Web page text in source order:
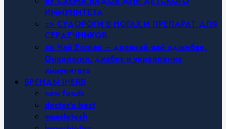
ИММУНИТЕТА
=> СУДОРОГИ В НОГАХ И ПРЕПАРАТ ДЛЯ
СЕРДЕЧНИКОВ
=> Чай Ессиак – древний чай оджибве.
Онкология, диабет и укрепление
иммунитета
БРЕНДЫ IHERB
now foods
doctor’s best
muscletech